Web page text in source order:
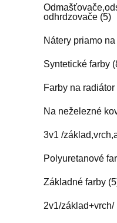
odhrdzovače (5)
Nátery priamo
Syntetické farby
Farby na radiátor
Na neželezné
3v1 /
Polyuretanové
Základné farby
2v1/základ+vrch/